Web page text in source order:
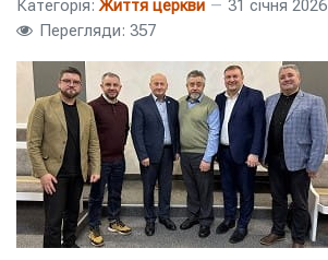
Категорія: Життя церкви
31 січня 2026
Перегляди: 357